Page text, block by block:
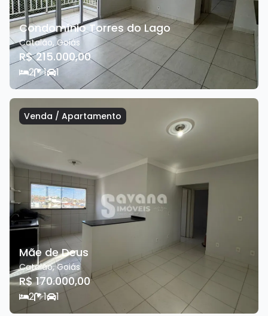
Condomínio Torres do Lago
Catalão,Goiás
R$ 215.000,00
2 1 1
Venda / Apartamento
Mãe de Deus
Catalão,Goiás
R$ 170.000,00
2 1 1